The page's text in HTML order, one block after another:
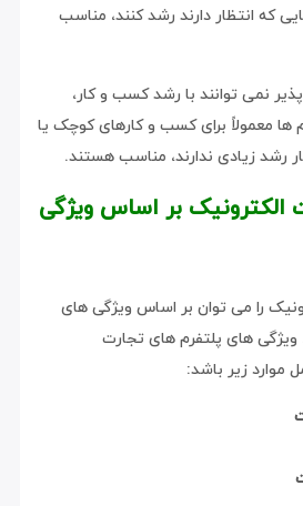
که انتظار دارند رشد کنند، مناسب
نمی توانند با رشد کسب و کار،
ها معمولاً برای کسب و کارهای کوچک یا
رشد زیادی ندارند، مناسب هستند.
الکترونیک بر اساس ویژگی
را می توان بر اساس ویژگی های
ویژگی های پلتفرم های تجارت
موارد زیر باشد: